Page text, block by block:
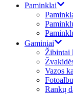
Paminklai
Gaminiai
Žibintai
Vazos
Rankų